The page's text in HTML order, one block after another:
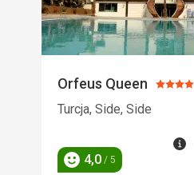
Orfeus Queen Ocena:
Turcja, Side, Side
Ocena
4,0 / 5